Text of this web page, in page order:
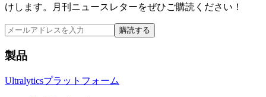
けします。月刊ニュースレターをぜひご購読ください！
購読する
製品
Ultralyticsプラットフォーム